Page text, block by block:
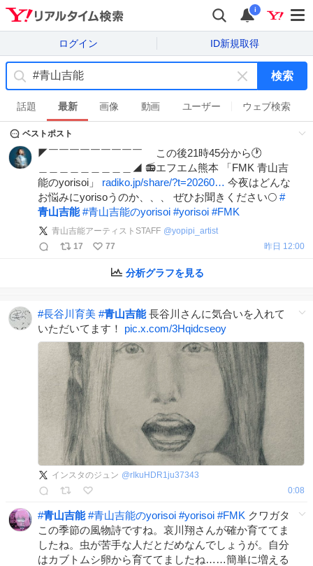
i
ログイン ID新規取得
キ
ー
ワ
ド
を
消
す
検索
話題 最新 画像 動画 ユーザー ウェブ検索
ベストポスト
◤￣￣￣￣￣￣￣￣￣ この後21時45分から🕐
＿＿＿＿＿＿＿＿＿◢ 📻エフエム熊本 「FMK 青山吉
能のyorisoi」 radiko.jp/share/?t=20260… 今夜はどんな
お悩みにyorisoうのか、、、 ぜひお聞きください🌕 #
青山吉能 #青山吉能のyorisoi #yorisoi #FMK
青山吉能アーティストSTAFF @yopipi_artist
17
77 昨日 12:00
分析グラフを見る
#長谷川育美 #青山吉能長谷川さんに気合いを入れて
いただいてます！ pic.x.com/3Hqidcseoy
インスタのジュン @rIkuHDR1ju37343
0:08
#青山吉能 #青山吉能のyorisoi #yorisoi #FMK クワガタ
この季節の風物詩ですね。哀川翔さんが確か育ててま
したね。虫が苦手な人だとだめなんでしょうが。自分
はカブトムシ卵から育ててましたね……簡単に増える